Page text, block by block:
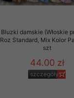
Bluzki damskie (Włoskie
Roz Standard, Mix Kolor
szt
44.00 zł
szczegóły